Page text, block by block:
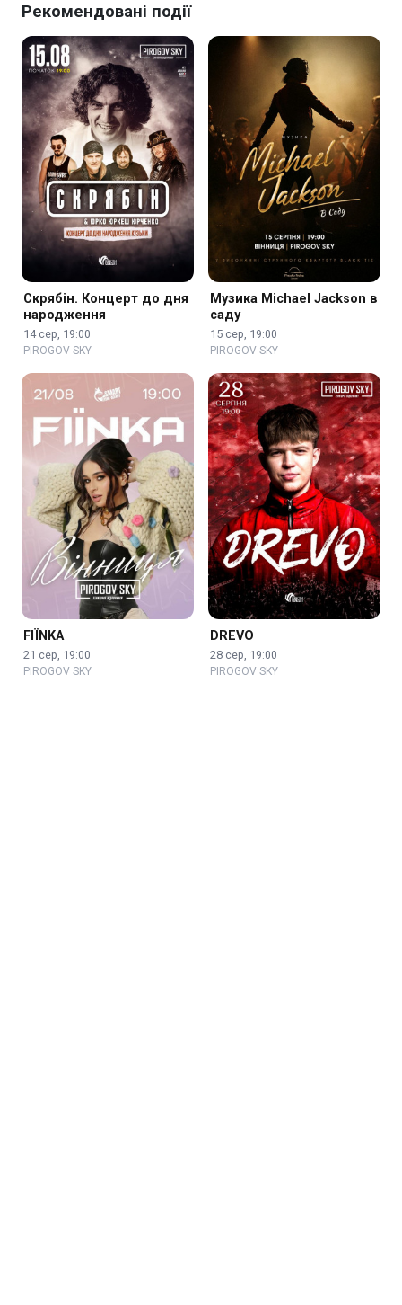
Рекомендовані події
Скрябін. Концерт до дня
народження
14 сер, 19:00
PIROGOV SKY
Музика Michael Jackson в
саду
15 сер, 19:00
PIROGOV SKY
FIЇNKA
21 сер, 19:00
PIROGOV SKY
DREVO
28 сер, 19:00
PIROGOV SKY